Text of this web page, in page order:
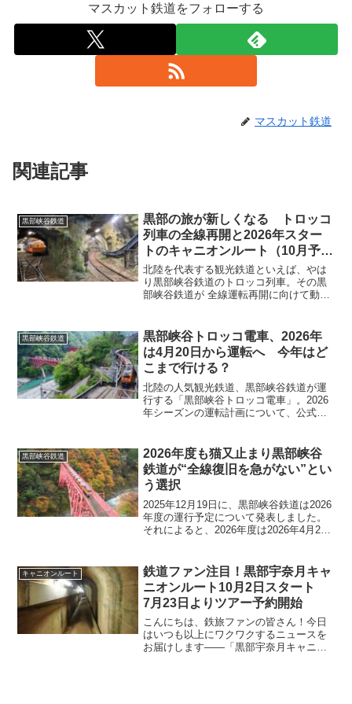
マスカット鉄道をフォローする
マスカット鉄道
関連記事
黒部峡谷鉄道
黒部の旅が新しくなる トロッコ
列車の全線再開と2026年スター
トのキャニオンルート（10月予
定）
北陸を代表する観光鉄道といえば、やは
り黒部峡谷鉄道のトロッコ列車。その黒
部峡谷鉄道が 全線運転再開に向けて動き
ト」とも言われてきた 黒部宇奈月キャニ
オンルート が、20...
黒部峡谷鉄道
黒部峡谷トロッコ電車、2026年
は4月20日から運転へ 今年はど
こまで行ける？
北陸の人気観光鉄道、黒部峡谷鉄道が運
行する「黒部峡谷トロッコ電車」。2026
年シーズンの運転計画について、公式発
す。ただし、今年も全線（欅平まで）の
運転とはなら...
黒部峡谷鉄道
2026年度も猫又止まり黒部峡谷
鉄道が“全線復旧を急がない”とい
う選択
2025年12月19日に、黒部峡谷鉄道は2026
年度の運行予定について発表しました。
それによると、2026年度は2026年4月20
駅の区間で運行します。なお、2026年度
も猫又駅での折り返し運転ですが復旧工
事の進捗次第では10月1日（木）～11月
30日（月）の期間は全線運行の可能性も
あります。
キャニオンルート
鉄道ファン注目！黒部宇奈月キャ
ニオンルート10月2日スタート
7月23日よりツアー予約開始
こんにちは、鉄旅ファンの皆さん！今日
はいつも以上にワクワクするニュースを
お届けします――「黒部宇奈月キャニオ